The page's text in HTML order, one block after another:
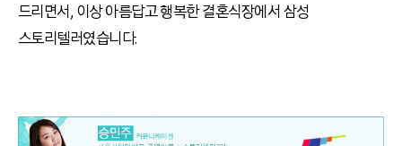
드리면서, 이상 아름답고 행복한 결혼식장에서 삼성
스토리텔러였습니다.